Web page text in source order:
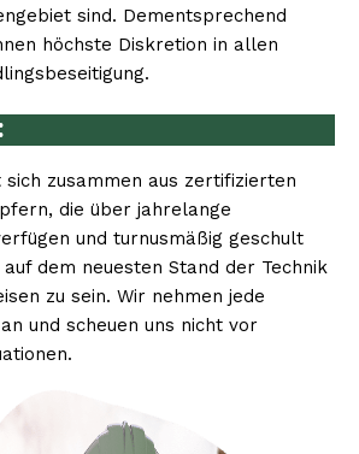
sind. Dementsprechend
höchste Diskretion in allen
zusammen aus zertifizierten
die über jahrelange
und turnusmäßig geschult
dem neuesten Stand der Technik
zu sein. Wir nehmen jede
und scheuen uns nicht vor